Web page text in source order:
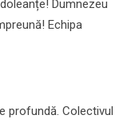
Dumnezeu
Echipa
profundă. Colectivul